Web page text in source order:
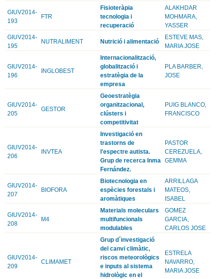
GIUV2014-
193
FTR
Fisioteràpia
tecnologia i
recuperació
ALAKHDAR
MOHMARA,
YASSER
GIUV2014-
195
NUTRALIMENT Nutrició i alimentació
ESTEVE MAS,
MARIA JOSE
GIUV2014-
196
INGLOBEST
Internacionalització,
globalització i
estratègia de la
empresa
PLA BARBER,
JOSE
GIUV2014-
205
GESTOR
Geoestratègia
organitzacional,
clústers i
competitivitat
PUIG BLANCO,
FRANCISCO
GIUV2014-
206
INVTEA
Investigació en
trastorns de
l'espectre autista.
Grup de recerca Inma
Fernández.
PASTOR
CEREZUELA,
GEMMA
GIUV2014-
207
BIOFORA
Biotecnologia en
espècies forestals i
aromàtiques
ARRILLAGA
MATEOS,
ISABEL
GIUV2014-
208
M4
Materials moleculars
multifuncionals
modulables
GOMEZ
GARCIA,
CARLOS JOSE
GIUV2014-
209
CLIMAMET
Grup d´investigació
del canvi climàtic,
riscos meteorològics
e inputs al sistema
hidrològic en el
ESTRELA
NAVARRO,
MARIA JOSE